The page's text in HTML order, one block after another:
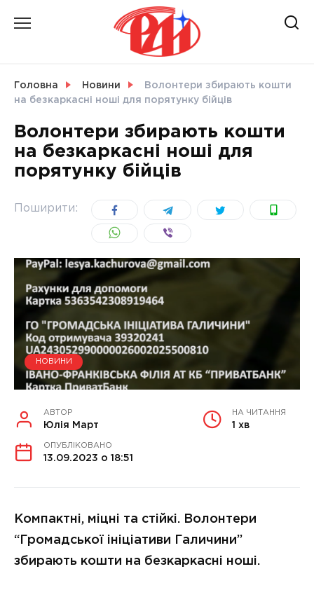
Головна Новини
Волонтери збирають кошти
на безкаркасні ноші для порятунку бійців
Волонтери збирають кошти
на безкаркасні ноші для
порятунку бійців
Поширити:
НОВИНИ
АВТОР
Юлія Март
НА ЧИТАННЯ
1 хв
ОПУБЛІКОВАНО
13.09.2023 о 18:51
Компактні, міцні та стійкі. Волонтери
“Громадської ініціативи Галичини”
збирають кошти на безкаркасні ноші.